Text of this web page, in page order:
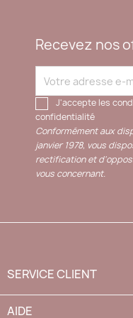
Recevez nos
J'accepte les
confidentialité
Conformément aux
janvier 1978, vous
rectification et
vous concernant.
SERVICE CLIENT
AIDE